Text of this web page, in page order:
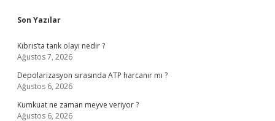
Sidebar
Son Yazılar
Kıbrıs’ta tank olayı nedir ?
Ağustos 7, 2026
Depolarizasyon sırasında ATP harcanır mı ?
Ağustos 6, 2026
Kumkuat ne zaman meyve veriyor ?
Ağustos 6, 2026